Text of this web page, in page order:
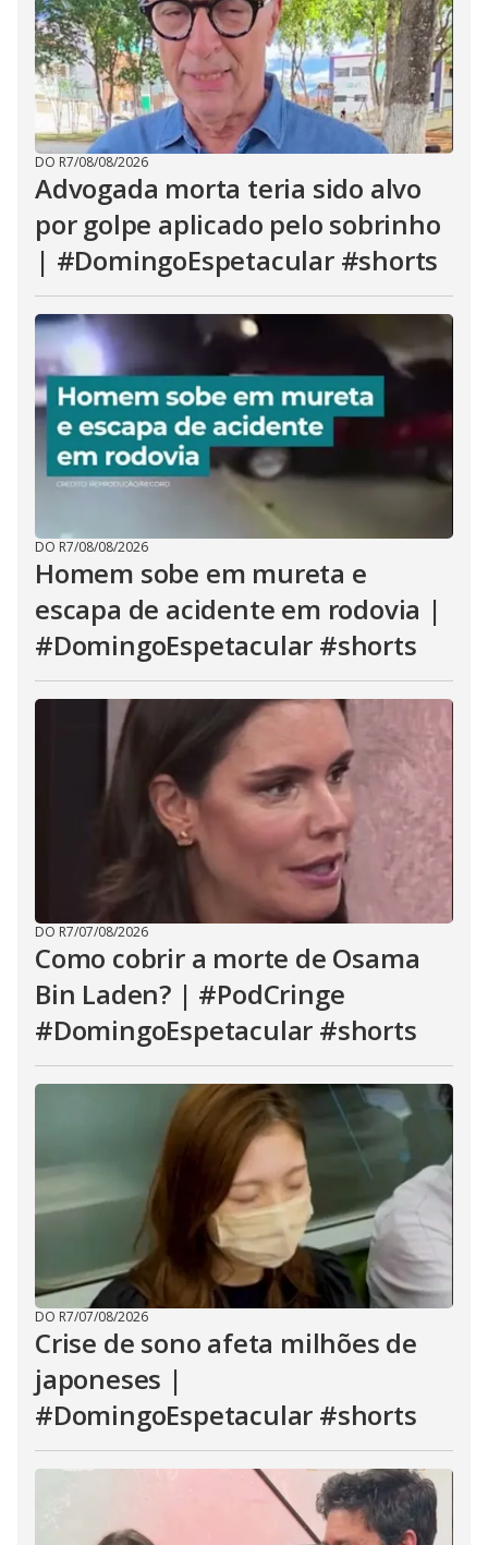
DO R7/08/08/2026
Advogada morta teria sido alvo
por golpe aplicado pelo sobrinho
| #DomingoEspetacular #shorts
DO R7/08/08/2026
Homem sobe em mureta e
escapa de acidente em rodovia |
#DomingoEspetacular #shorts
DO R7/07/08/2026
Como cobrir a morte de Osama
Bin Laden? | #PodCringe
#DomingoEspetacular #shorts
DO R7/07/08/2026
Crise de sono afeta milhões de
japoneses |
#DomingoEspetacular #shorts